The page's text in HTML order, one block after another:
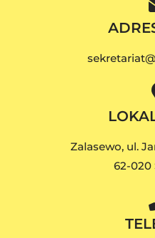
Zalasewo, ul.
62-020